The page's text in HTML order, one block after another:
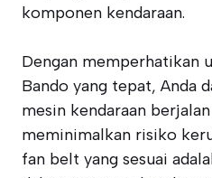
komponen kendaraan.
Dengan memperhatikan
Bando yang tepat, Anda
mesin kendaraan
meminimalkan risiko
fan belt yang sesuai